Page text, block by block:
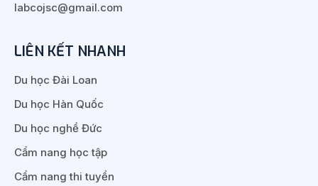
labcojsc@gmail.com
LIÊN KẾT NHANH
Du học Đài Loan
Du học Hàn Quốc
Du học nghề Đức
Cẩm nang học tập
Cẩm nang thi tuyển